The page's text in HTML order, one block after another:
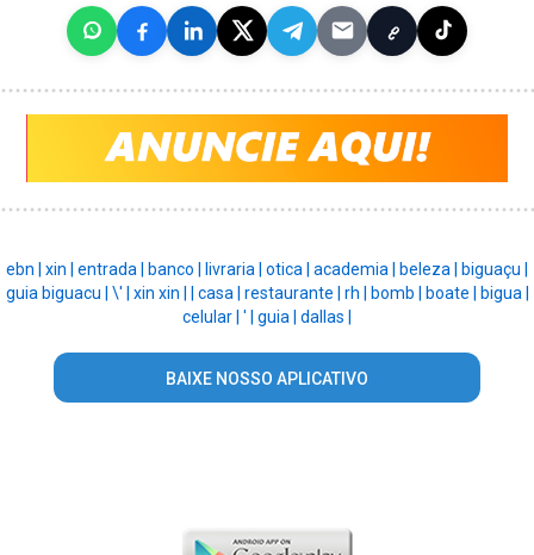
ebn | xin | entrada | banco | livraria | otica | academia | beleza | biguaçu |
guia biguacu | \' | xin xin | | casa | restaurante | rh | bomb | boate | bigua |
celular | ' | guia | dallas |
BAIXE NOSSO APLICATIVO